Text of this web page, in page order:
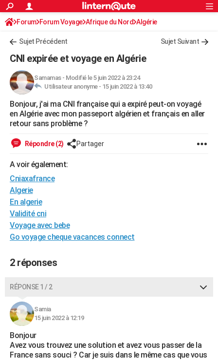
ACTUALITÉS
Politique
Société
Faits Divers
Education
Monde
Villes
+
FINANCE
Retraite
Impôts
Epargne
Immobilier
Risques naturels par ville
Banque
Assurance
Crédit
AUTO
Essais
Réserver un essai
Citadines
Berlines
SUV
Forum auto
+HIGH-TECH
Mobiles
Meilleur smartphone
Internet
Ordinateurs
Jeux vidéo
Guide high-tech
+
Forum
Aménagement intérieur
Extérieur
Cuisine
Salle de bains
Jardinage
Rangement
WEEK-END
Guides de France
Escapades
Patrimoine
Expositions
Musées
Week-end nature
+LIFESTYLE
Art de vivre
Bien-être
Loisirs
Mode
Modes de vie
SANTE
Alimentation
Guide de la santé
Maladies
Médicaments
Sommeil
VOYAGE
Destinations
City break
Voyage nature
Voyage de noces
Forum
Climat
+PHOTO
BONS PLANS
CARTE DE VOEUX
Carte de Noël
Carte Bonne année
Carte Saint-Valentin
Carte Pâques
Carte d'anniversaire
DICTIONNAIRE
Dictionnaire
Biographies
Citations
Expressions
Proverbes
COPAINS D'AVANT
S'inscrire
Connexion
Forum Forum Voyage Afrique du Nord Algérie
Sujet Précédent Sujet Suivant
CNI expirée et voyage en Algérie
Samamas- Modifié le 5 juin 2022 à 23:24
Utilisateur anonyme - 15 juin 2022 à 13:40
Bonjour, j'ai ma CNI française qui a expiré peut-on voyagé
en Algérie avec mon passeport algérien et français en aller
retour sans problème ?
Répondre (2) Partager
A voir également:
Cniaxafrance
Algerie
En algerie
Validité cni
Voyage avec bebe
Go voyage cheque vacances connect
2 réponses
RÉPONSE 1 / 2
Samia
15 juin 2022 à 12:19
Bonjour
Avez vous trouvez une solution et avez vous passer de la
France sans souci ? Car je suis dans le même cas que vous